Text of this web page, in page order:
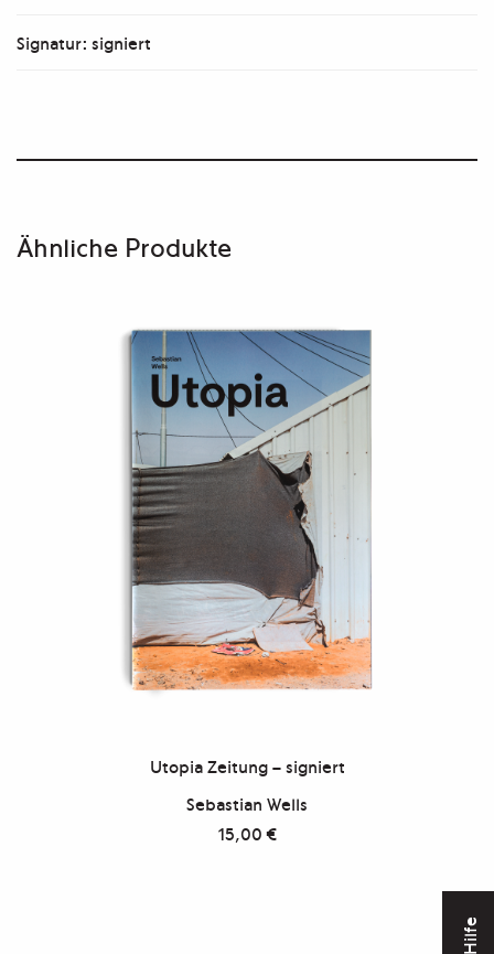
Hilfe
Signatur: signiert
Ähnliche Produkte
Utopia Zeitung – signiert
Sebastian Wells
15,00€